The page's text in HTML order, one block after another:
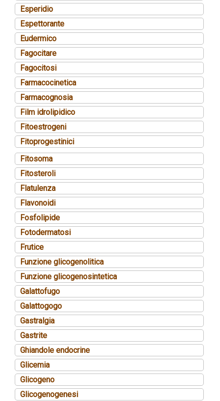
Esperidio
Espettorante
Eudermico
Fagocitare
Fagocitosi
Farmacocinetica
Farmacognosia
Film idrolipidico
Fitoestrogeni
Fitoprogestinici
Fitosoma
Fitosteroli
Flatulenza
Flavonoidi
Fosfolipide
Fotodermatosi
Frutice
Funzione glicogenolitica
Funzione glicogenosintetica
Galattofugo
Galattogogo
Gastralgia
Gastrite
Ghiandole endocrine
Glicemia
Glicogeno
Glicogenogenesi